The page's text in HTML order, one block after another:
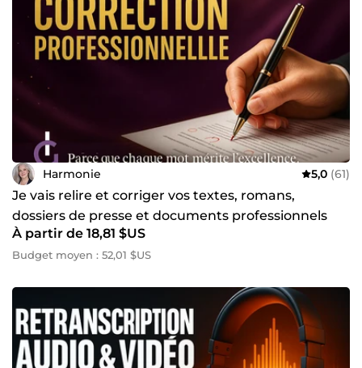
Harmonie 5,0 (61)
Je vais relire et corriger vos textes, romans,
dossiers de presse et documents professionnels
À partir de 18,81 $US
Budget moyen : 52,01 $US